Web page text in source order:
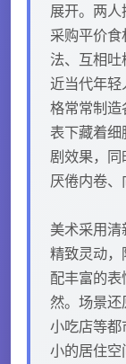
展开。两
采购平价
法、互相
近当代年轻
格常常制造
表下藏着细
剧效果，
厌倦内卷、
美术采用
精致灵动，
配丰富的
然。场景
小吃店等都
小的居住空